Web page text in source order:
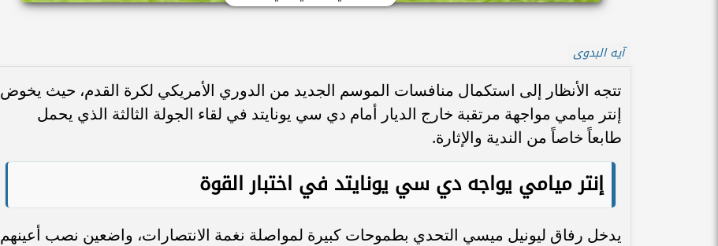
آيه البدوى
تتجه الأنظار إلى استكمال منافسات الموسم الجديد من الدوري الأمريكي لكرة القدم، حيث يخوض
إنتر ميامي مواجهة مرتقبة خارج الديار أمام دي سي يونايتد في لقاء الجولة الثالثة الذي يحمل
طابعاً خاصاً من الندية والإثارة.
​إنتر ميامي يواجه دي سي يونايتد في اختبار القوة
​يدخل رفاق ليونيل ميسي التحدي بطموحات كبيرة لمواصلة نغمة الانتصارات، واضعين نصب أعينهم